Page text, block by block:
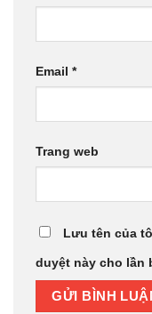
Email *
Trang web
Lưu tên của
duyệt này cho lần